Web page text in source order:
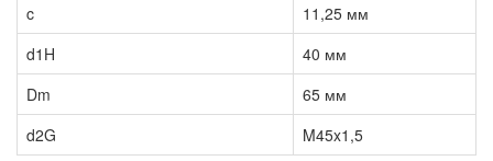
c
11,25 мм
d1H
40 мм
Dm
65 мм
d2G
M45x1,5